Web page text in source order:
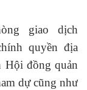
giao dịch
quyền địa
Hội đồng quản
dự cũng như